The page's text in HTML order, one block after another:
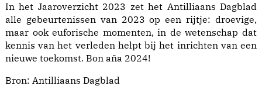
In het Jaaroverzicht 2023 zet het Antilliaans Dagblad
alle gebeurtenissen van 2023 op een rijtje: droevige,
maar ook euforische momenten, in de wetenschap dat
kennis van het verleden helpt bij het inrichten van een
nieuwe toekomst. Bon aña 2024!
Bron: Antilliaans Dagblad